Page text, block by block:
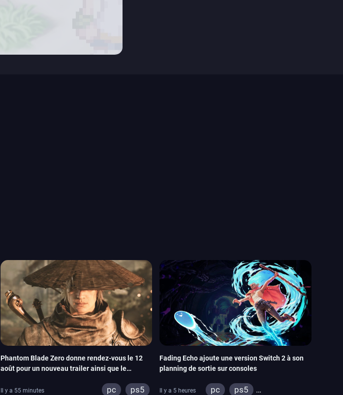
Phantom Blade Zero donne rendez-vous le 12
août pour un nouveau trailer ainsi que le
Il y a 55 minutes pc ps5
Fading Echo ajoute une version Switch 2 à son
planning de sortie sur consoles
Il y a 5 heures pc
ps5